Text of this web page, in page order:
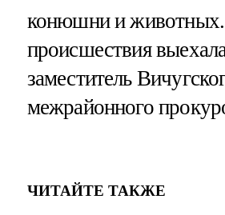
конюшни и
происшествия
заместитель
межрайонного
ЧИТАЙТЕ ТАКЖЕ